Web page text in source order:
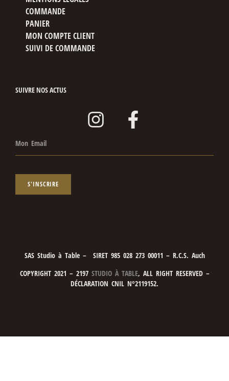
COMMANDE
PANIER
MON COMPTE CLIENT
SUIVI DE COMMANDE
SUIVRE NOS ACTUS
S'INSCRIRE
SAS Studio à Table – SIRET 985 028 273 00011 – R.C.S. Auch
COPYRIGHT 2021 – 2197STUDIO À TABLE, ALL RIGHT RESERVED –
DÉCLARATION CNIL N°2119152.